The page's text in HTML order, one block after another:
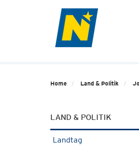
Home Land & Politik
LAND & POLITIK
Landtag